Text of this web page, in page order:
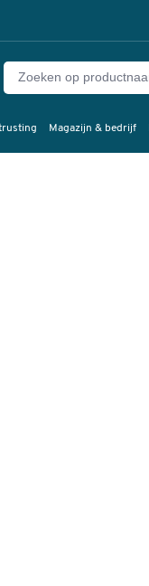
Magazijn & bedrijf